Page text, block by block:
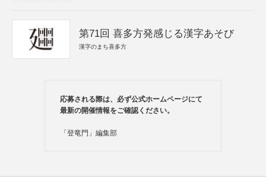
第71回 喜多方発感じる漢字あそび
漢字のまち喜多方
応募される際は、必ず公式ホームページにて
最新の開催情報をご確認ください。
「登竜門」編集部